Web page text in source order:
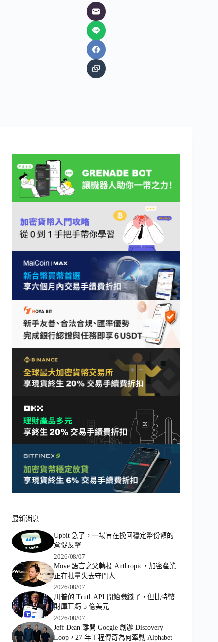
最新消息
Upbit 急了，一場旨在挽回穩定幣份額的
倉促反擊
2026/08/07
Move 語言之父轉投 Anthropic，加密產業
正在批量失去守門人
2026/08/07
川普的 Truth API 開始賺錢了，但比特幣
財庫巨虧 5 億美元
2026/08/07
Jeff Dean 離開 Google 創辦 Discovery
Loop，27 年工程傳奇為何牽動 Alphabet